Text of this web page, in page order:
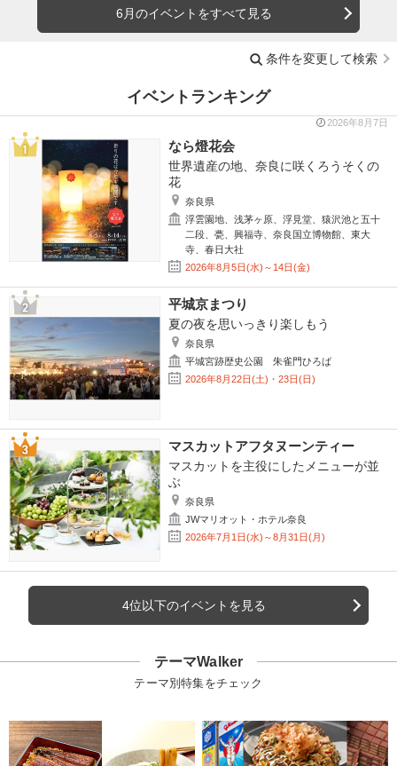
6月のイベントをすべて見る
条件を変更して検索
イベントランキング
2026年8月7日
なら燈花会
世界遺産の地、奈良に咲くろうそくの
花
奈良県
浮雲園地、浅茅ヶ原、浮見堂、猿沢池と五十
二段、甍、興福寺、奈良国立博物館、東大
寺、春日大社
2026年8月5日(水)～14日(金)
平城京まつり
夏の夜を思いっきり楽しもう
奈良県
平城宮跡歴史公園 朱雀門ひろば
2026年8月22日(土)・23日(日)
マスカットアフタヌーンティー
マスカットを主役にしたメニューが並
ぶ
奈良県
JWマリオット・ホテル奈良
2026年7月1日(水)～8月31日(月)
4位以下のイベントを見る
テーマWalker
テーマ別特集をチェック